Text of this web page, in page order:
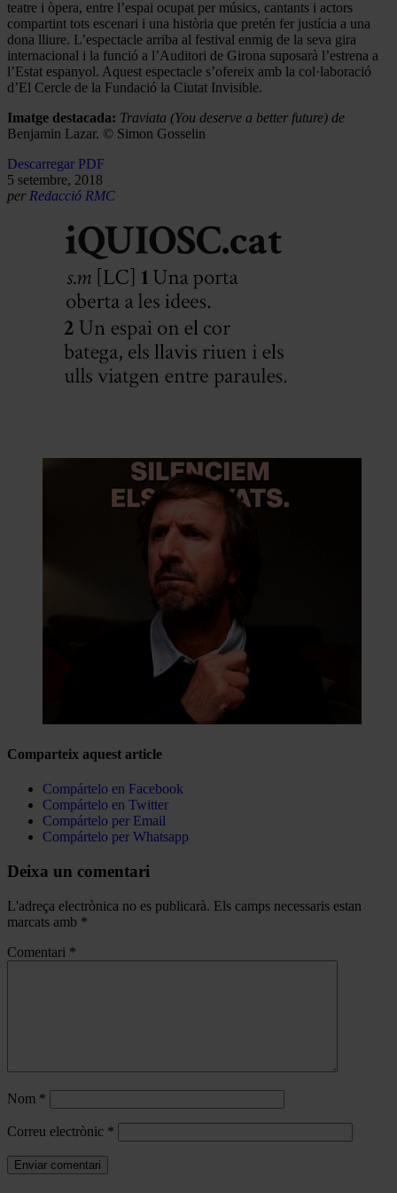
teatre i òpera, entre l’espai ocupat per músics, cantants i actors
compartint tots escenari i una història que pretén fer justícia a una
dona lliure. L’espectacle arriba al festival enmig de la seva gira
internacional i la funció a l’Auditori de Girona suposarà l’estrena a
l’Estat espanyol. Aquest espectacle s’ofereix amb la col·laboració
d’El Cercle de la Fundació la Ciutat Invisible.
Imatge destacada: Traviata (You deserve a better future) de
Benjamin Lazar. © Simon Gosselin
Descarregar PDF
5 setembre, 2018
per Redacció RMC
Comparteix aquest article
Compártelo en Facebook
Compártelo en Twitter
Compártelo per Email
Compártelo per Whatsapp
Deixa un comentari
L'adreça electrònica no es publicarà. Els camps necessaris estan
marcats amb *
Comentari *
Nom *
Correu electrònic *